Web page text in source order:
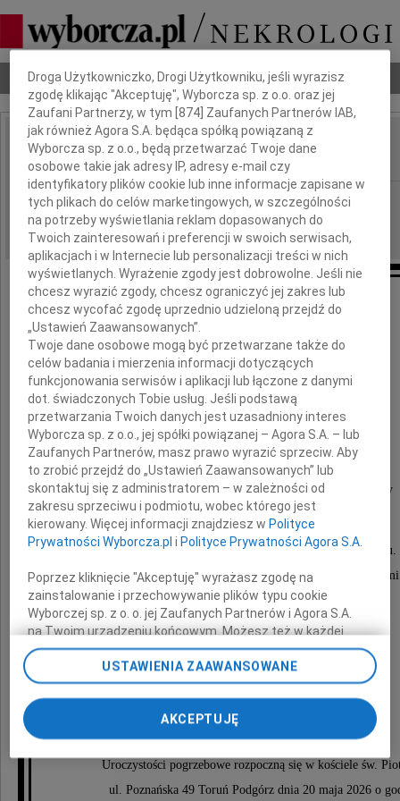
Nekrologi Odeszli Poradnik pogrzebowy
IMIĘ I NAZWISKO: Maria Kisiel
REGION: Bydgoszcz
DATA EMISJI: 20.05.2026
Maria Kisiel
wieloletnia nauczycielka toruńskiej młodzieży
Żegnaj Droga Myszko, odpoczywaj w spokoju.
Dziękujemy Ci za Twoją piękną obecność z
siostra z rodziną
Uroczystości pogrzebowe rozpoczną się w kościele św.
ul. Poznańska 49 Toruń Podgórz dnia 20 maja 2026 o
Dbamy o Twoją prywatność
Droga Użytkowniczko, Drogi Użytkowniku, jeśli wyrazisz
zgodę klikając "Akceptuję", Wyborcza sp. z o.o. oraz jej
Zaufani Partnerzy, w tym [874 ] Zaufanych Partnerów IAB,
jak również Agora S.A. będąca spółką powiązaną z
Wyborcza sp. z o.o., będą przetwarzać Twoje dane
osobowe takie jak adresy IP, adresy e-mail czy
identyfikatory plików cookie lub inne informacje zapisane w
tych plikach do celów marketingowych, w szczególności
na potrzeby wyświetlania reklam dopasowanych do
Twoich zainteresowań i preferencji w swoich serwisach,
aplikacjach i w Internecie lub personalizacji treści w nich
wyświetlanych. Wyrażenie zgody jest dobrowolne. Jeśli nie
chcesz wyrazić zgody, chcesz ograniczyć jej zakres lub
chcesz wycofać zgodę uprzednio udzieloną przejdź do
„Ustawień Zaawansowanych”.
Twoje dane osobowe mogą być przetwarzane także do
celów badania i mierzenia informacji dotyczących
funkcjonowania serwisów i aplikacji lub łączone z danymi
dot. świadczonych Tobie usług. Jeśli podstawą
przetwarzania Twoich danych jest uzasadniony interes
Wyborcza sp. z o.o., jej spółki powiązanej – Agora S.A. – lub
Zaufanych Partnerów, masz prawo wyrazić sprzeciw. Aby
to zrobić przejdź do „Ustawień Zaawansowanych” lub
skontaktuj się z administratorem – w zależności od
zakresu sprzeciwu i podmiotu, wobec którego jest
kierowany. Więcej informacji znajdziesz w Polityce
Prywatności Wyborcza.pl i Polityce Prywatności Agora S.A.
Poprzez kliknięcie "Akceptuję" wyrażasz zgodę na
zainstalowanie i przechowywanie plików typu cookie
Wyborczej sp. z o. o. jej Zaufanych Partnerów i Agora S.A.
na Twoim urządzeniu końcowym. Możesz też w każdej
chwili zmienić swoje preferencje dot. plików cookie,
ponownie wywołując narzędzie do zarządzania Twoimi
preferencjami dot. przetwarzania danych poprzez
odnośnik „Ustawienia prywatności” w stopce serwisu i
przechodząc do sekcji „Ustawienia zaawansowane”.
Zmiana ustawień plików cookie możliwa jest także za
pomocą ustawień przeglądarki.
My, nasi Zaufani Partnerzy i Agora S.A. możemy
USTAWIENIA ZAAWANSOWANE
AKCEPTUJĘ